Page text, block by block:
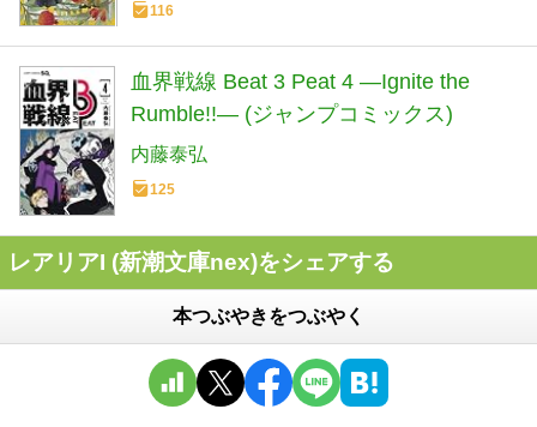
116
血界戦線 Beat 3 Peat 4 ―Ignite the
Rumble!!― (ジャンプコミックス)
内藤泰弘
125
レアリアI (新潮文庫nex)をシェアする
本つぶやきをつぶやく